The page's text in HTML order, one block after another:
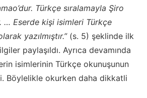
Türkçe sıralamayla Şiro
… Eserde kişi isimleri Türkçe
yazılmıştır.”(s. 5) şeklinde ilk
paylaşıldı. Ayrıca devamında
isimlerinin Türkçe okunuşunun
Böylelikle okurken daha dikkatli